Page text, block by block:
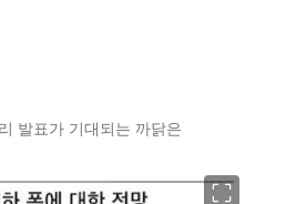
발표가 기대되는 까닭은